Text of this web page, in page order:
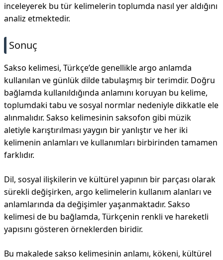
inceleyerek bu tür kelimelerin toplumda nasıl yer aldığını
analiz etmektedir.
Sonuç
Sakso kelimesi, Türkçe’de genellikle argo anlamda
kullanılan ve günlük dilde tabulaşmış bir terimdir. Doğru
bağlamda kullanıldığında anlamını koruyan bu kelime,
toplumdaki tabu ve sosyal normlar nedeniyle dikkatle ele
alınmalıdır. Sakso kelimesinin saksofon gibi müzik
aletiyle karıştırılması yaygın bir yanlıştır ve her iki
kelimenin anlamları ve kullanımları birbirinden tamamen
farklıdır.
Dil, sosyal ilişkilerin ve kültürel yapının bir parçası olarak
sürekli değişirken, argo kelimelerin kullanım alanları ve
anlamlarında da değişimler yaşanmaktadır. Sakso
kelimesi de bu bağlamda, Türkçenin renkli ve hareketli
yapısını gösteren örneklerden biridir.
Bu makalede sakso kelimesinin anlamı, kökeni, kültürel